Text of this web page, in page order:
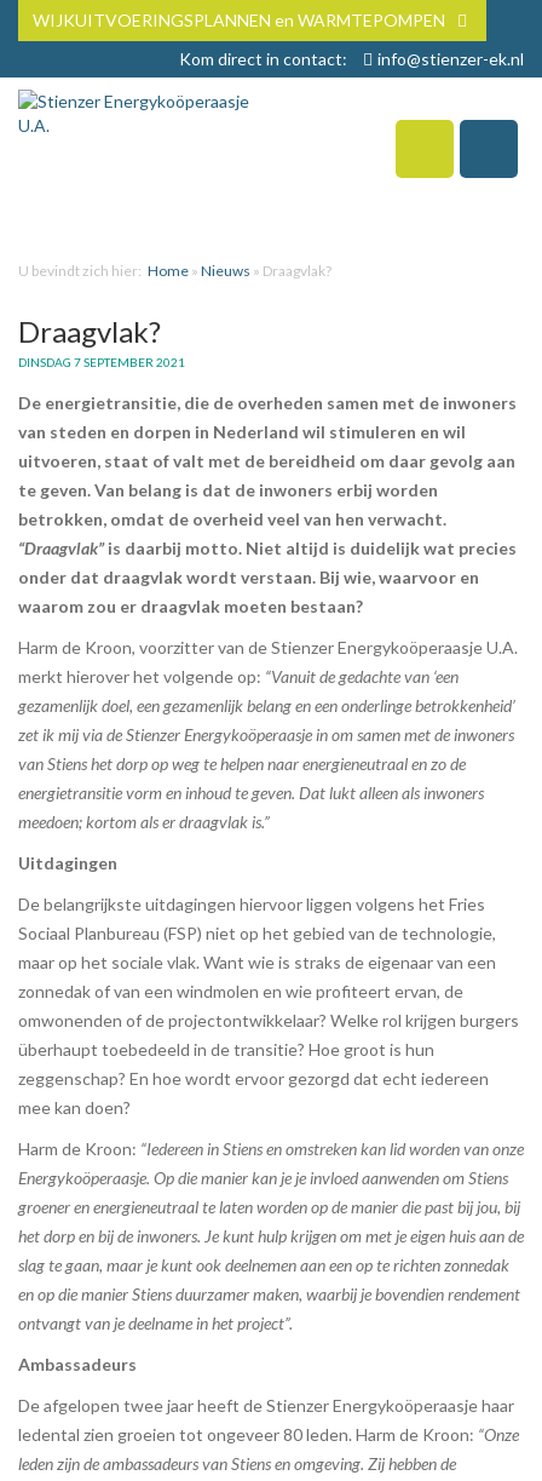
WIJKUITVOERINGSPLANNEN en WARMTEPOMPEN
Kom direct in contact:
info@stienzer-ek.nl
U bevindt zich hier: Home » Nieuws » Draagvlak?
Draagvlak?
DINSDAG 7 SEPTEMBER 2021
De energietransitie, die de overheden samen met de inwoners
van steden en dorpen in Nederland wil stimuleren en wil
uitvoeren, staat of valt met de bereidheid om daar gevolg aan
te geven. Van belang is dat de inwoners erbij worden
betrokken, omdat de overheid veel van hen verwacht.
“Draagvlak”is daarbij motto. Niet altijd is duidelijk wat precies
onder dat draagvlak wordt verstaan. Bij wie, waarvoor en
waarom zou er draagvlak moeten bestaan?
Harm de Kroon, voorzitter van de Stienzer Energykoöperaasje U.A.
merkt hierover het volgende op: “Vanuit de gedachte van ‘een
gezamenlijk doel, een gezamenlijk belang en een onderlinge betrokkenheid’
zet ik mij via de Stienzer Energykoöperaasje in om samen met de inwoners
van Stiens het dorp op weg te helpen naar energieneutraal en zo de
energietransitie vorm en inhoud te geven. Dat lukt alleen als inwoners
meedoen; kortom als er draagvlak is.”
Uitdagingen
De belangrijkste uitdagingen hiervoor liggen volgens het Fries
Sociaal Planbureau (FSP) niet op het gebied van de technologie,
maar op het sociale vlak. Want wie is straks de eigenaar van een
zonnedak of van een windmolen en wie profiteert ervan, de
omwonenden of de projectontwikkelaar? Welke rol krijgen burgers
überhaupt toebedeeld in de transitie? Hoe groot is hun
zeggenschap? En hoe wordt ervoor gezorgd dat echt iedereen
mee kan doen?
Harm de Kroon: “Iedereen in Stiens en omstreken kan lid worden van onze
Energykoöperaasje. Op die manier kan je je invloed aanwenden om Stiens
groener en energieneutraal te laten worden op de manier die past bij jou, bij
het dorp en bij de inwoners. Je kunt hulp krijgen om met je eigen huis aan de
slag te gaan, maar je kunt ook deelnemen aan een op te richten zonnedak
en op die manier Stiens duurzamer maken, waarbij je bovendien rendement
ontvangt van je deelname in het project”.
Ambassadeurs
De afgelopen twee jaar heeft de Stienzer Energykoöperaasje haar
ledental zien groeien tot ongeveer 80 leden. Harm de Kroon: “Onze
leden zijn de ambassadeurs van Stiens en omgeving. Zij hebben de